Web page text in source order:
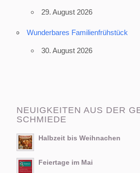
29. August 2026
Wunderbares Familienfrühstück
30. August 2026
NEUIGKEITEN AUS DER
SCHMIEDE
Halbzeit bis Weihnachen
Feiertage im Mai